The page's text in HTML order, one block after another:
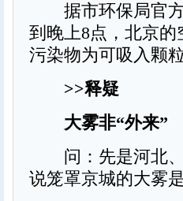
据市环保局官方
到晚上8点，北京的
污染物为可吸入颗
>>释疑
大雾非“外来”
问：先是河北、
说笼罩京城的大雾